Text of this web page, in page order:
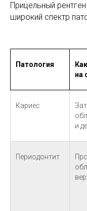
Прицельный
широкий спектр
Патология
на
Кариес
и
Периодонтит